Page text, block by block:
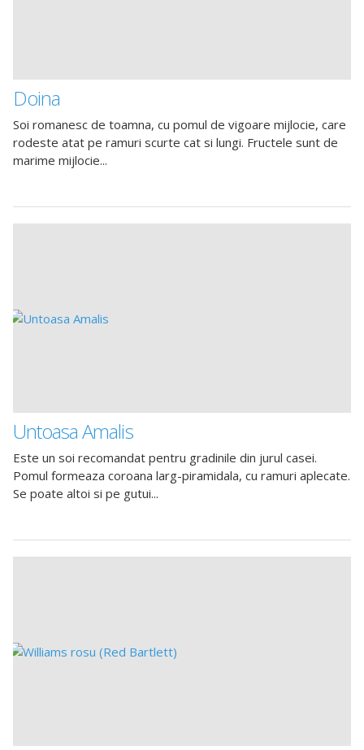
Doina
Soi romanesc de toamna, cu pomul de vigoare mijlocie, care
rodeste atat pe ramuri scurte cat si lungi. Fructele sunt de
marime mijlocie...
Untoasa Amalis
Este un soi recomandat pentru gradinile din jurul casei.
Pomul formeaza coroana larg-piramidala, cu ramuri aplecate.
Se poate altoi si pe gutui...